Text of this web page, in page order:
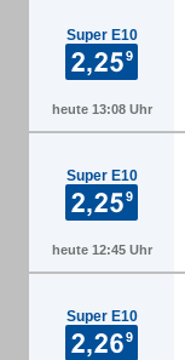
Super E10
heute 13:08 Uhr
Super E10
heute 12:45 Uhr
Super E10